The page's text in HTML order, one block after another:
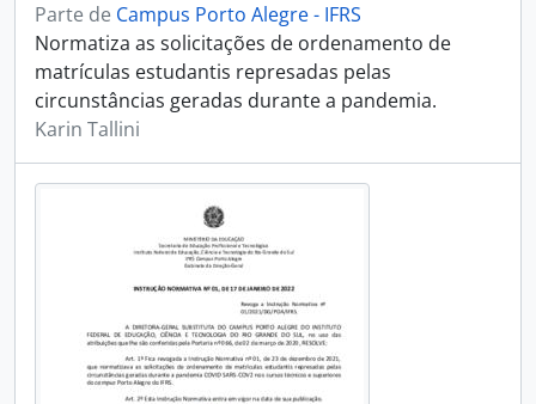
Parte de Campus Porto Alegre - IFRS
Normatiza as solicitações de ordenamento de
matrículas estudantis represadas pelas
circunstâncias geradas durante a pandemia.
Karin Tallini